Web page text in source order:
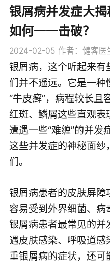
银屑病并发症大揭
如何一一击破？
2024-02-05 作者：健客医
银屑病，这个听起来
们并不遥远。它是一
“牛皮癣”，病程较长且
红斑、鳞屑这些直观表
遭遇一些“难缠”的并发
这些并发症的神秘面
们。
银屑病患者的皮肤屏
容易受到外界细菌、
银屑病患者最常见的
遇皮肤感染、呼吸道
重银屑病的症状，还可